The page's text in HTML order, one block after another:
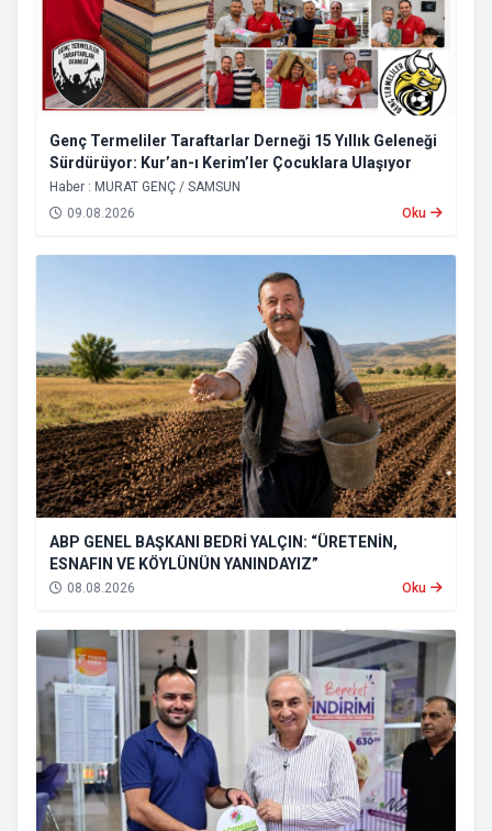
Genç Termeliler Taraftarlar Derneği 15 Yıllık Geleneği
Sürdürüyor: Kur’an-ı Kerim’ler Çocuklara Ulaşıyor
Haber : MURAT GENÇ / SAMSUN
09.08.2026
Oku
ABP GENEL BAŞKANI BEDRİ YALÇIN: “ÜRETENİN,
ESNAFIN VE KÖYLÜNÜN YANINDAYIZ”
08.08.2026 Oku